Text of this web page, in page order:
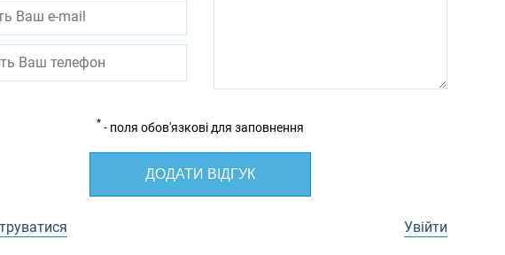
* - поля обов'язкові для заповнення
ДОДАТИ ВІДГУК
Увійти